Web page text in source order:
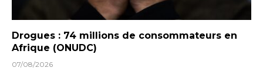
Drogues : 74 millions de consommateurs en
Afrique (ONUDC)
07/08/2026